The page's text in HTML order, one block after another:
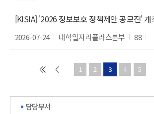
[KISIA] '2026 정보보호 정책제안 공모전' 개
2026-07-24 대학일자리플러스본부 88
1 2 3 4 5
담당부서